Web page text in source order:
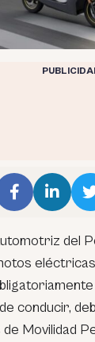
del
conducir,
Movilidad